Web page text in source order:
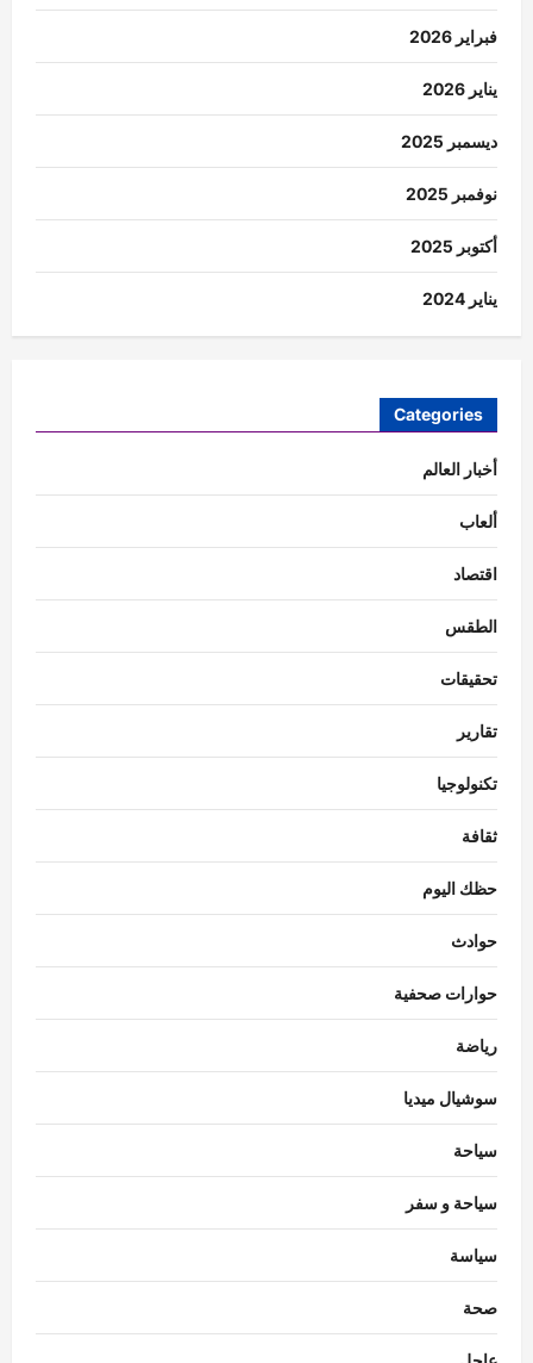
فبراير 2026
يناير 2026
ديسمبر 2025
نوفمبر 2025
أكتوبر 2025
يناير 2024
Categories
أخبار العالم
ألعاب
اقتصاد
الطقس
تحقيقات
تقارير
تكنولوجيا
ثقافة
حظك اليوم
حوادث
حوارات صحفية
رياضة
سوشيال ميديا
سياحة
سياحة و سفر
سياسة
صحة
محافظات
طنًا من بؤر المخلفات